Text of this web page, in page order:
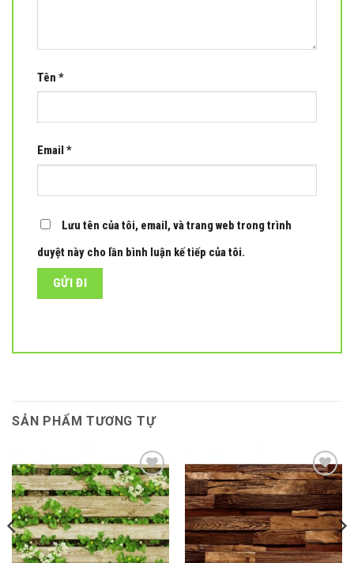
Tên *
Email*
Lưu tên của tôi, email, và trang web trong trình
duyệt này cho lần bình luận kế tiếp của tôi.
SẢN PHẨM TƯƠNG TỰ
Add to
wishlist
Add to
wishlist